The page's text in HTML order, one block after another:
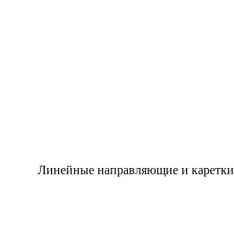
Линейные направляющие и каретки